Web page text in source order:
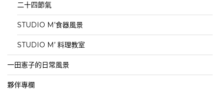
二十四節氣
STUDIO M’食器風景
STUDIO M’ 料理教室
一田憲子的日常風景
夥伴專欄